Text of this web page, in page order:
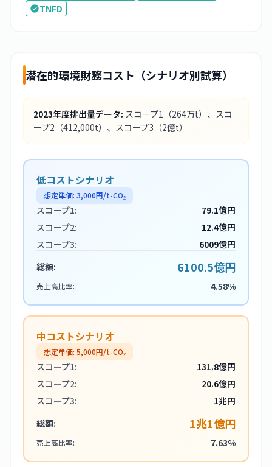
TNFD
潜在的環境財務コスト（シナリオ別試算）
2023年度排出量データ: スコープ1 （264万t） 、スコ
ープ2 （412,000t） 、スコープ3 （2億t）
低コストシナリオ
想定単価: 3,000円/t-CO₂
スコープ1:
79.1億円
スコープ2:
12.4億円
スコープ3:
6009億円
総額:
6100.5億円
売上高比率: 4.58%
中コストシナリオ
想定単価: 5,000円/t-CO₂
スコープ1:
131.8億円
スコープ2:
20.6億円
スコープ3:
1兆円
総額:
1兆1億円
売上高比率: 7.63%